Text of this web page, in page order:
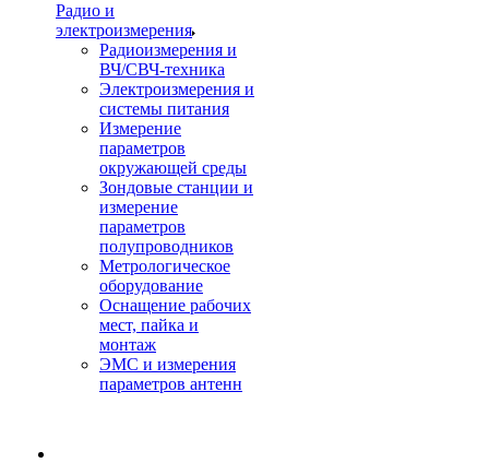
Радио и
электроизмерения
Радиоизмерения и
ВЧ/СВЧ-техника
Электроизмерения и
системы питания
Измерение
параметров
окружающей среды
Зондовые станции и
измерение
параметров
полупроводников
Метрологическое
оборудование
Оснащение рабочих
мест, пайка и
монтаж
ЭМС и измерения
параметров антенн